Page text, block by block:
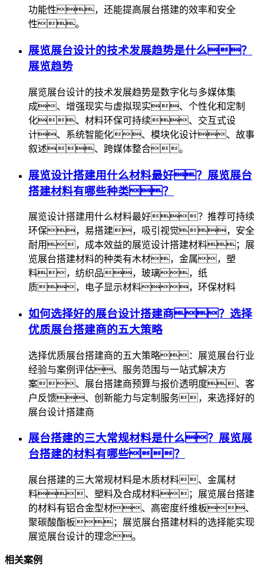
功能性，还能提高展台搭建的效率和安全
性。
展览展台设计的技术发展趋势是什么？
展览趋势
展览展台设计的技术发展趋势是数字化与多媒体集
成、增强现实与虚拟现实、个性化和定制
化、材料环保可持续、交互式设
计、系统智能化、模块化设计、故事
叙述、跨媒体整合。
展览设计搭建用什么材料最好？展览展台
搭建材料有哪些种类？
展览设计搭建用什么材料最好？推荐可持续
环保，易搭建，吸引视觉，安全
耐用，成本效益的展览设计搭建材料；展
览展台搭建材料的种类有木材，金属，塑
料，纺织品，玻璃，纸
质，电子显示材料，环保材料
如何选择好的展台设计搭建商？选择
优质展台搭建商的五大策略
选择优质展台搭建商的五大策略：展览展台行业
经验与案例评估、服务范围与一站式解决方
案、展台搭建商预算与报价透明度、客
户反馈、创新能力与定制服务，来选择好的
展台设计搭建商
展台搭建的三大常规材料是什么？展览展
台搭建的材料有哪些？
展台搭建的三大常规材料是木质材料、金属材
料、塑料及合成材料；展览展台搭建
的材料有铝合金型材、高密度纤维板、
聚碳酸酯板；展览展台搭建材料的选择能实现
展览展台设计的理念。
相关案例